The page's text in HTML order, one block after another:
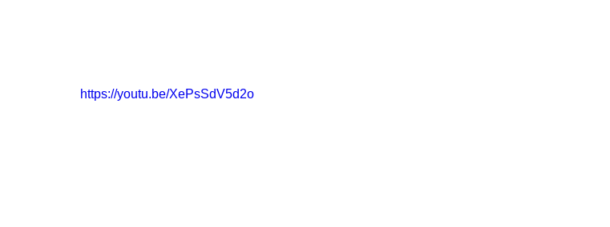
https://youtu.be/XePsSdV5d2o